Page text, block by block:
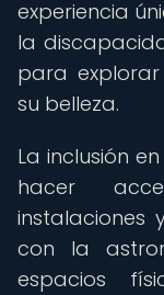
experiencia
la
para
su belleza.
La inclusión
hacer
instalaciones
con la
espacios